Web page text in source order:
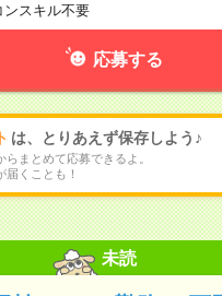
ンスキル不要
応募する
は、とりあえず保存しよう♪
まとめて応募できるよ。
くことも！
未読